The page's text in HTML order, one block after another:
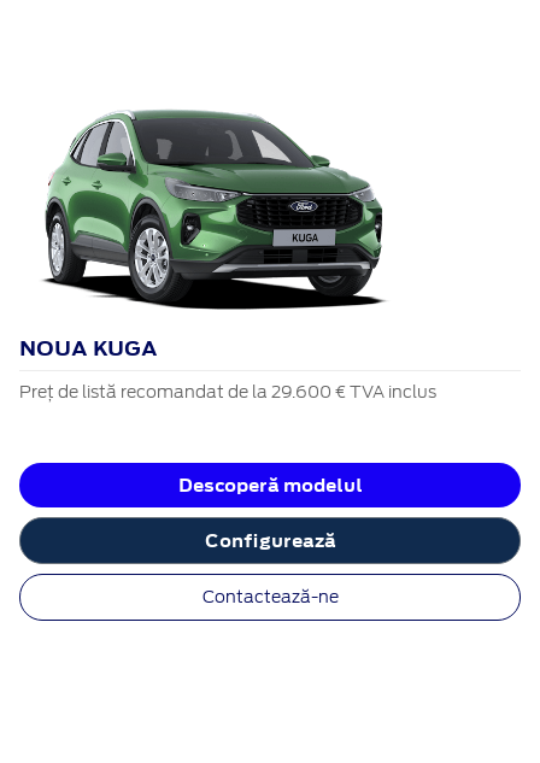
NOUA KUGA
Preț de listă recomandat de la 29.600 € TVA inclus
Descoperă modelul
Configurează
Contactează-ne